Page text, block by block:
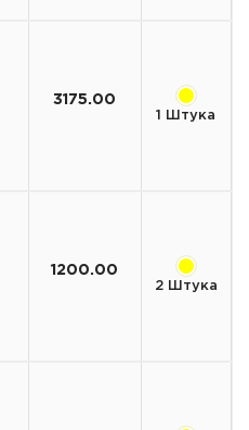
3175.00
1 Штука
1200.00
2 Штука